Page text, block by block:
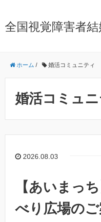
全国視覚障害者
ホーム / 婚活コミュニティ
婚活コミュニ
2026.08.03
【あいまっ
べり広場の